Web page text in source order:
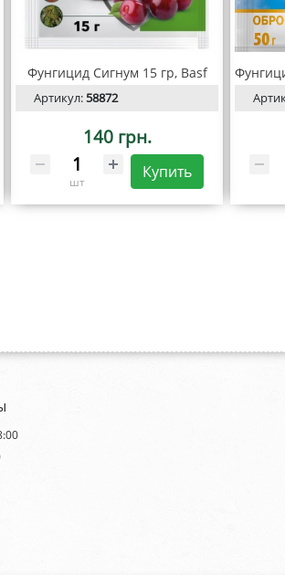
Фунгицид Сигнум 15 гр, Basf
Артикул:58872
140 грн.
шт
Купить